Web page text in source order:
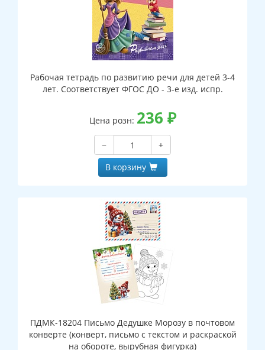
Рабочая тетрадь по развитию речи для детей 3-4
лет. Соответствует ФГОС ДО - 3-е изд. испр.
Цена розн: 236 ₽
−
+
В корзину
ПДМК-18204 Письмо Дедушке Морозу в почтовом
конверте (конверт, письмо с текстом и раскраской
на обороте, вырубная фигурка)